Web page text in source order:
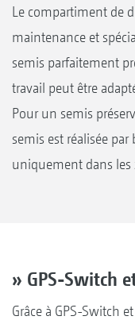
Le compartiment de
maintenance et
semis parfaitement
travail peut être
Pour un semis
semis est réalisée
uniquement dans les
» GPS-Switch
Grâce à GPS-Switch